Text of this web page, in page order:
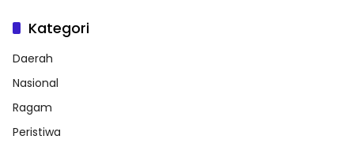
Kategori
Daerah
Nasional
Ragam
Peristiwa